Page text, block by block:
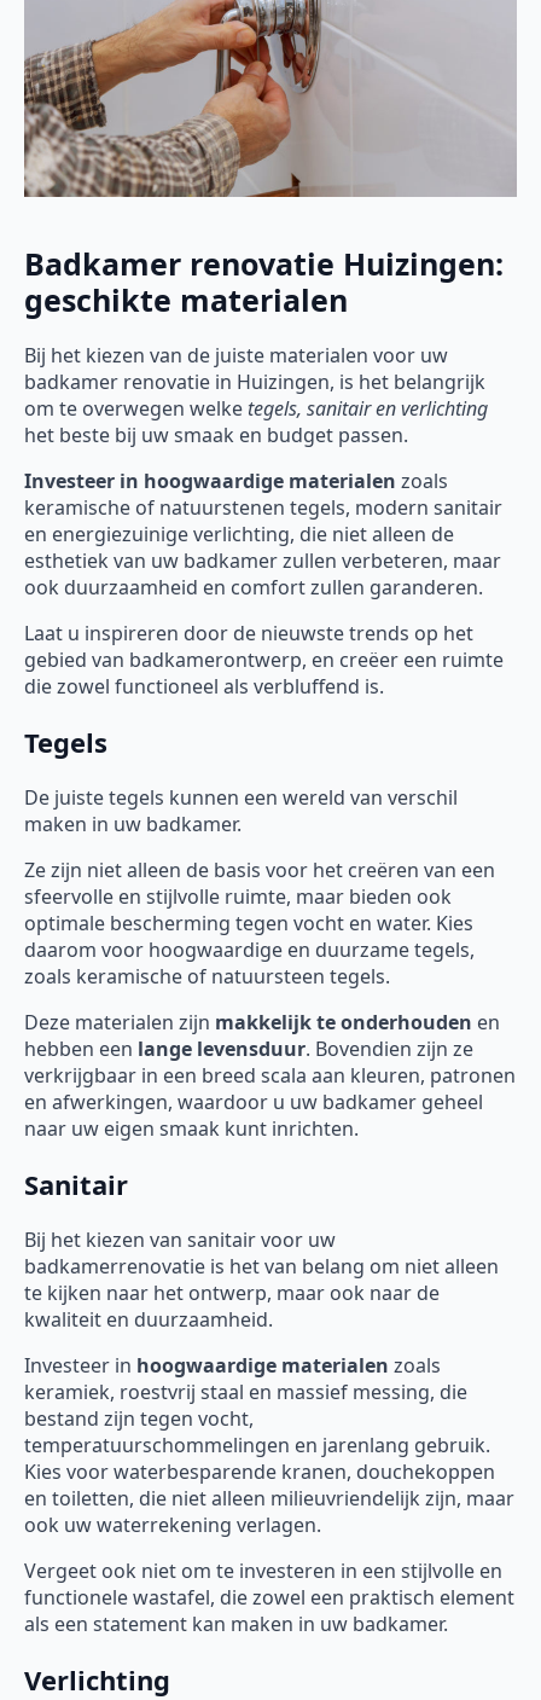
Badkamer renovatie Huizingen:
geschikte materialen
Bij het kiezen van de juiste materialen voor uw
badkamer renovatie in Huizingen, is het belangrijk
om te overwegen welke tegels, sanitair en verlichting
het beste bij uw smaak en budget passen.
Investeer in hoogwaardige materialen zoals
keramische of natuurstenen tegels, modern sanitair
en energiezuinige verlichting, die niet alleen de
esthetiek van uw badkamer zullen verbeteren, maar
ook duurzaamheid en comfort zullen garanderen.
Laat u inspireren door de nieuwste trends op het
gebied van badkamerontwerp, en creëer een ruimte
die zowel functioneel als verbluffend is.
Tegels
De juiste tegels kunnen een wereld van verschil
maken in uw badkamer.
Ze zijn niet alleen de basis voor het creëren van een
sfeervolle en stijlvolle ruimte, maar bieden ook
optimale bescherming tegen vocht en water. Kies
daarom voor hoogwaardige en duurzame tegels,
zoals keramische of natuursteen tegels.
Deze materialen zijn makkelijk te onderhouden en
hebben een lange levensduur. Bovendien zijn ze
verkrijgbaar in een breed scala aan kleuren, patronen
en afwerkingen, waardoor u uw badkamer geheel
naar uw eigen smaak kunt inrichten.
Sanitair
Bij het kiezen van sanitair voor uw
badkamerrenovatie is het van belang om niet alleen
te kijken naar het ontwerp, maar ook naar de
kwaliteit en duurzaamheid.
Investeer in hoogwaardige materialen zoals
keramiek, roestvrij staal en massief messing, die
bestand zijn tegen vocht,
temperatuurschommelingen en jarenlang gebruik.
Kies voor waterbesparende kranen, douchekoppen
en toiletten, die niet alleen milieuvriendelijk zijn, maar
ook uw waterrekening verlagen.
Vergeet ook niet om te investeren in een stijlvolle en
functionele wastafel, die zowel een praktisch element
als een statement kan maken in uw badkamer.
Verlichting